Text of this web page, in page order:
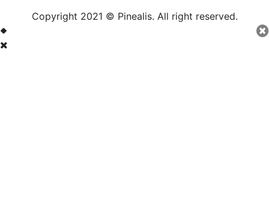
Copyright 2021 © Pinealis. All right reserved.